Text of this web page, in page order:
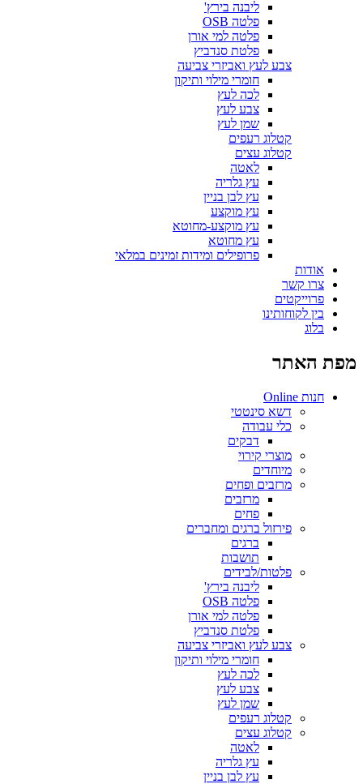
ליבנה בירץ'
פלטה OSB
פלטה למי אורן
פלטת סנדביץ
צבע לעץ ואביזרי צביעה
חומרי מילוי ותיקון
לכה לעץ
צבע לעץ
שמן לעץ
קטלוג רעפים
קטלוג עצים
לאטה
עץ גלריה
עץ לבן בניין
עץ מוקצע
עץ מוקצע-מחוטא
עץ מחוטא
פרופילים ומידות זמינים במלאי
אודות
צרו קשר
פרוייקטים
בין לקוחותינו
בלוג
מפת האתר
חנות Online
דשא סינטטי
כלי עבודה
דבקים
מוצרי קירוי
מיוחדים
מרזבים ופחים
מרזבים
פחים
פירזול ברגים ומחברים
ברגים
תושבות
פלטות/לבידים
ליבנה בירץ'
פלטה OSB
פלטה למי אורן
פלטת סנדביץ
צבע לעץ ואביזרי צביעה
חומרי מילוי ותיקון
לכה לעץ
צבע לעץ
שמן לעץ
קטלוג רעפים
קטלוג עצים
לאטה
עץ גלריה
עץ לבן בניין